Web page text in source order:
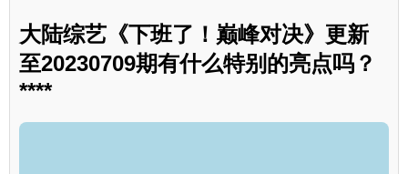
大陆综艺《下班了！巅峰对决》更新
至20230709期有什么特别的亮点吗？
****